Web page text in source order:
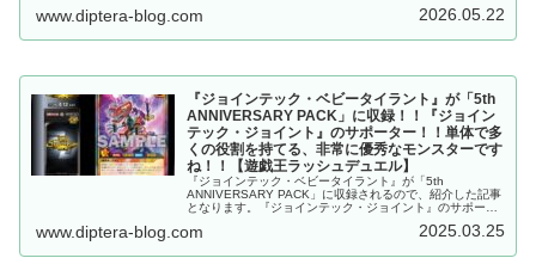
【遊戯王ラッシュデュエル】
www.diptera-blog.com 2026.05.22
『ジョインテック・ベビータイラント』が「5th
ANNIVERSARY PACK」に収録！！『ジョイン
テック・ジョイント』のサポーター！！単体で多
くの役割を持てる、非常に優秀なモンスターです
ね！！【遊戯王ラッシュデュエル】
『ジョインテック・ベビータイラント』が「5th
ANNIVERSARY PACK」に収録されるので、紹介した記事
となります。『ジョインテック・ジョイント』のサポータ
ーですね！！【遊戯王ラッシュデュエル】
www.diptera-blog.com 2025.03.25